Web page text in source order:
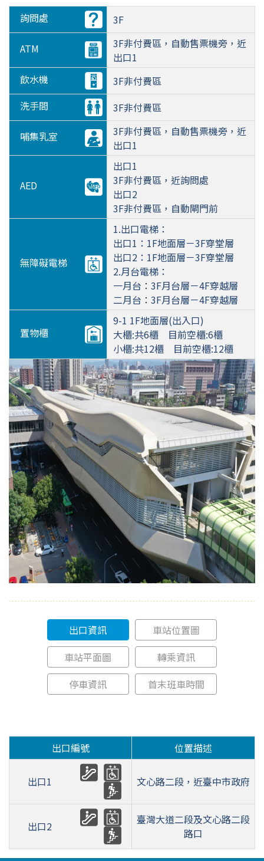
詢問處 3F
ATM
3F非付費區，自動售票機旁，近
出口1
飲水機
3F非付費區
洗手間
3F非付費區
哺集乳室
3F非付費區，自動售票機旁，近
出口1
AED
出口1
3F非付費區，近詢問處
出口2
3F非付費區，自動閘門前
無障礙電梯
1.出口電梯：
出口1：1F地面層－3F穿堂層
出口2：1F地面層－3F穿堂層
2.月台電梯：
一月台：3F月台層－4F穿越層
二月台：3F月台層－4F穿越層
置物櫃
9-1 1F地面層(出入口)
大櫃:共6櫃 目前空櫃:6櫃
小櫃:共12櫃 目前空櫃:12櫃
出口資訊
車站位置圖
車站平面圖
轉乘資訊
停車資訊
首末班車時間
出口編號 位置描述
出口1 文心路二段，近臺中市政府
出口2
臺灣大道二段及文心路二段
路口